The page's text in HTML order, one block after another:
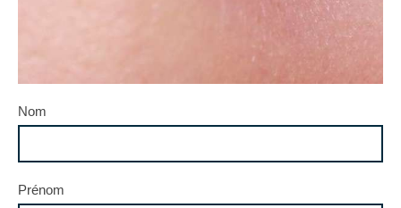
Nom
Prénom